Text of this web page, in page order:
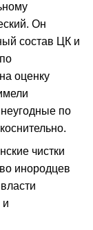
Он
состав ЦК и
оценку
по
чистки
инородцев
и